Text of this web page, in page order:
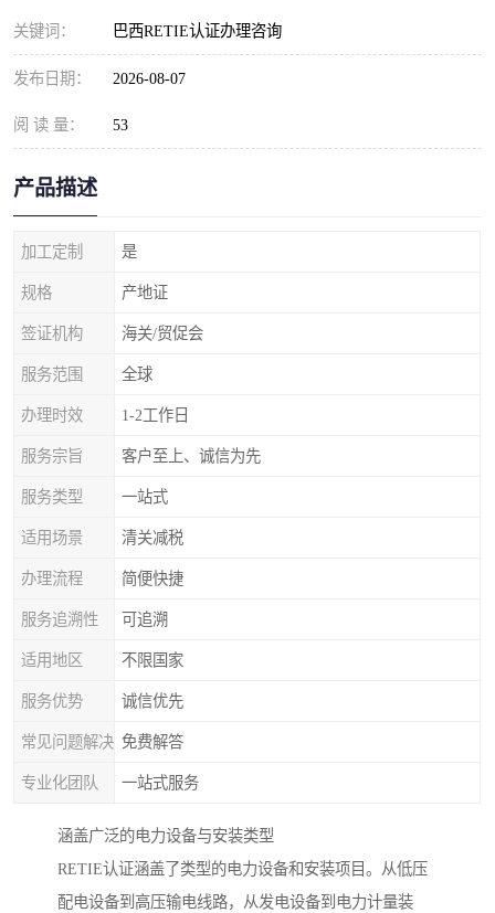
关键词： 巴西RETIE认证办理咨询
发布日期： 2026-08-07
阅 读 量： 53
产品描述
加工定制 是
规格 产地证
签证机构 海关/贸促会
服务范围 全球
办理时效 1-2工作日
服务宗旨 客户至上、诚信为先
服务类型 一站式
适用场景 清关减税
办理流程 简便快捷
服务追溯性 可追溯
适用地区 不限国家
服务优势 诚信优先
常见问题解决 免费解答
专业化团队 一站式服务
涵盖广泛的电力设备与安装类型
RETIE认证涵盖了类型的电力设备和安装项目。从低压
配电设备到高压输电线路，从发电设备到电力计量装